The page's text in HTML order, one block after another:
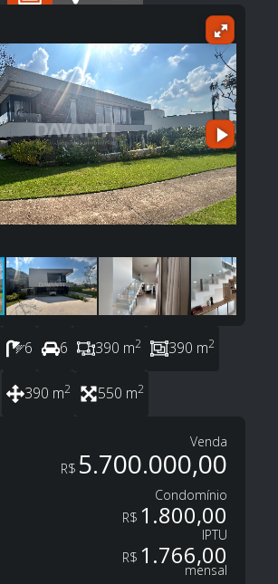
6 6 390 m2 390 m2
390 m2 550 m2
Venda
R$ 5.700.000,00
Condomínio
R$ 1.800,00
IPTU
R$ 1.766,00
mensal